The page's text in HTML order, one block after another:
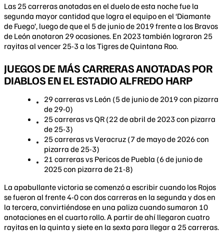
Las 25 carreras anotadas en el duelo de esta noche fue la
segunda mayor cantidad que logra el equipo en el ‘Diamante
de Fuego’, luego de que el 5 de junio de 2019 frente a los Bravos
de León anotaron 29 ocasiones. En 2023 también lograron 25
rayitas al vencer 25-3 a los Tigres de Quintana Roo.
JUEGOS DE MÁS CARRERAS ANOTADAS POR
DIABLOS EN EL ESTADIO ALFREDO HARP
29 carreras vs León (5 de junio de 2019 con pizarra
de 29-0)
25 carreras vs QR (22 de abril de 2023 con pizarra
de 25-3)
25 carreras vs Veracruz (7 de mayo de 2026 con
pizarra de 25-3)
21 carreras vs Pericos de Puebla (6 de junio de
2025 con pizarra de 21-8)
La apabullante victoria se comenzó a escribir cuando los Rojos
se fueron al frente 4-0 con dos carreras en la segunda y dos en
la tercera, convirtiéndose en una paliza cuando sumaron 10
anotaciones en el cuarto rollo. A partir de ahí llegaron cuatro
rayitas en la quinta y siete en la sexta para llegar a 25 carreras.